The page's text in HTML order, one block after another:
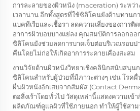
การละลายของผิวหนัง (maceration) ระหว่า
เวลานาน อีกทั้งสูตรที่ใช้ซิลิโคนยังต้านทานก
แบคทีเรียและเชื้อรา ลดความเสี่ยงของการ
อาการผิวบอบบางแย่ลง คุณสมบัติการลอกอ
ซิลิโคนยังช่วยลดการบาดเจ็บต่อบริเวณรอบป
คืนโดยไม่ก่อให้เกิดอาการระคายเคืองสะสม
งานวิจัยด้านผิวหนังวิทยาเชิงคลินิกสนับสนุน
ซิลิโคนสำหรับผู้ป่วยที่มีภาวะต่างๆ เช่น โรค
ผื่นผิวหนังอักเสบจากสัมผัส (Contact
ต่อสิ่งเร้าโดยทั่วไป วัสดุเหล่านี้แสดงความเข้
ผลิตภัณฑ์ดูแลผิวที่ใช้ภายนอก ทำให้ผู้ใช้สา